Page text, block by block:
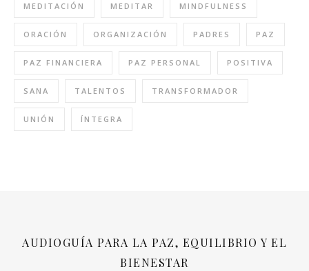
MEDITACIÓN MEDITAR MINDFULNESS
ORACIÓN ORGANIZACIÓN PADRES PAZ
PAZ FINANCIERA PAZ PERSONAL POSITIVA
SANA TALENTOS TRANSFORMADOR
UNIÓN ÍNTEGRA
AUDIOGUÍA PARA LA PAZ, EQUILIBRIO Y EL
BIENESTAR